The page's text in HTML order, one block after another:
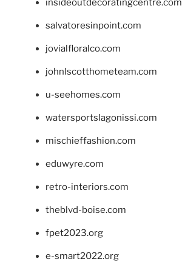
insideoutdecoratingcentre.com
salvatoresinpoint.com
jovialfloralco.com
johnlscotthometeam.com
u-seehomes.com
watersportslagonissi.com
mischieffashion.com
eduwyre.com
retro-interiors.com
theblvd-boise.com
fpet2023.org
e-smart2022.org